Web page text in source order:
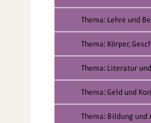
Thema: Lehre und
Thema: Körper,
Thema: Literatur
Thema: Geld und
Thema: Bildung und